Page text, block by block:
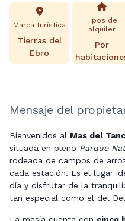
Marca turística
Tierras del
Ebro
Tipos de
alquiler
Por
Mensaje del
Bienvenidos al Mas del
situada en pleno Parque
rodeada de campos de
cada estación. Es el lugar
día y disfrutar de la
tan especial como el del